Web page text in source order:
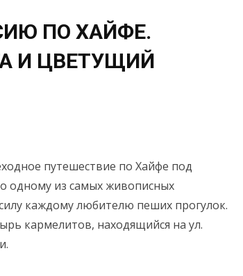
ПО ХАЙФЕ.
И ЦВЕТУЩИЙ
путешествие по Хайфе под
одному из самых живописных
каждому любителю пеших прогулок.
кармелитов, находящийся на ул.